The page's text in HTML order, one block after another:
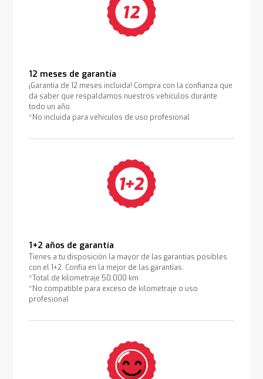
12 meses de garantía
¡Garantía de 12 meses incluida! Compra con la confianza que
da saber que respaldamos nuestros vehículos durante
todo un año.
*No incluida para vehículos de uso profesional
1+2 años de garantía
Tienes a tu disposición la mayor de las garantías posibles
con el 1+2. Confía en la mejor de las garantías.
*Total de kilometraje 50.000 km
*No compatible para exceso de kilometraje o uso
profesional